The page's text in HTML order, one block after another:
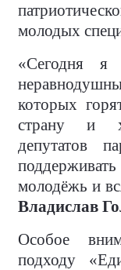
молодых
«Сегодня я
которых
страну и
депутатов
молодёжь и
Владислав
Особое
подходу